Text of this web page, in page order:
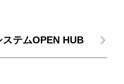
テムOPEN HUB